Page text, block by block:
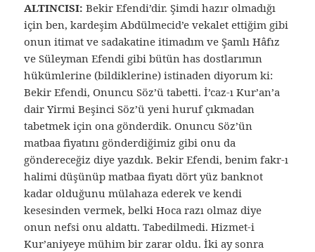
ALTINCISI: Bekir Efendi’dir. Şimdi hazır olmadığı
için ben, kardeşim Abdülmecid’e vekalet ettiğim gibi
onun itimat ve sadakatine itimadım ve Şamlı Hâfız
ve Süleyman Efendi gibi bütün has dostlarımın
hükümlerine (bildiklerine) istinaden diyorum ki:
Bekir Efendi, Onuncu Söz’ü tabetti. İ’caz-ı Kur’an’a
dair Yirmi Beşinci Söz’ü yeni huruf çıkmadan
tabetmek için ona gönderdik. Onuncu Söz’ün
matbaa fiyatını gönderdiğimiz gibi onu da
göndereceğiz diye yazdık. Bekir Efendi, benim fakr-ı
halimi düşünüp matbaa fiyatı dört yüz banknot
kadar olduğunu mülahaza ederek ve kendi
kesesinden vermek, belki Hoca razı olmaz diye
onun nefsi onu aldattı. Tabedilmedi. Hizmet-i
Kur’aniyeye mühim bir zarar oldu. İki ay sonra